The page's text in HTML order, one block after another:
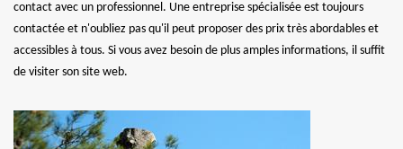
contact avec un professionnel. Une entreprise spécialisée est toujours
contactée et n'oubliez pas qu'il peut proposer des prix très abordables et
accessibles à tous. Si vous avez besoin de plus amples informations, il suffit
de visiter son site web.